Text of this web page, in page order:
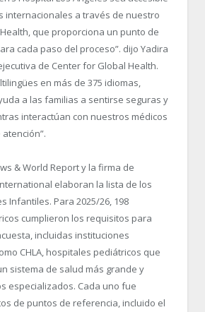
internacionales a través de nuestro
que proporciona un punto de
cada paso del proceso”. dijo Yadira
de Center for Global Health.
en más de 375 idiomas,
a las familias a sentirse seguras y
interactúan con nuestros médicos
& World Report y la firma de
elaboran la lista de los
Infantiles. Para 2025/26, 198
cumplieron los requisitos para
incluidas instituciones
CHLA, hospitales pediátricos que
sistema de salud más grande y
especializados. Cada uno fue
de puntos de referencia, incluido el